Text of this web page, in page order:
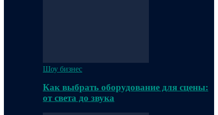
Шоу бизнес
Как выбрать оборудование для сцены:
от света до звука